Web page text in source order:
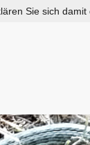
Sie sich